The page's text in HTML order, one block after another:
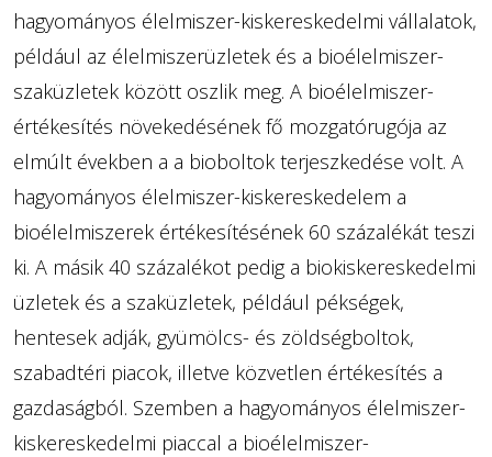
hagyományos élelmiszer-kiskereskedelmi vállalatok,
például az élelmiszerüzletek és a bioélelmiszer-
szaküzletek között oszlik meg. A bioélelmiszer-
értékesítés növekedésének fő mozgatórugója az
elmúlt években a a bioboltok terjeszkedése volt. A
hagyományos élelmiszer-kiskereskedelem a
bioélelmiszerek értékesítésének 60 százalékát teszi
ki. A másik 40 százalékot pedig a biokiskereskedelmi
üzletek és a szaküzletek, például pékségek,
hentesek adják, gyümölcs- és zöldségboltok,
szabadtéri piacok, illetve közvetlen értékesítés a
gazdaságból. Szemben a hagyományos élelmiszer-
kiskereskedelmi piaccal a bioélelmiszer-